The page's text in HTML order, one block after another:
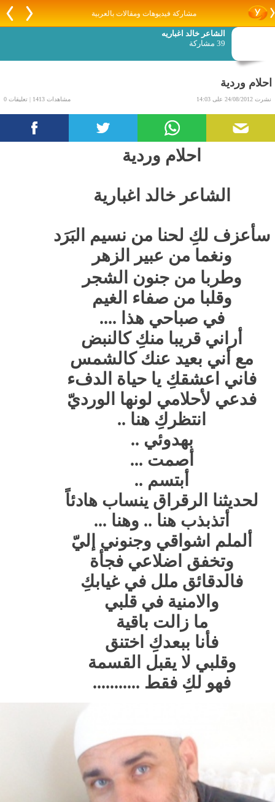
مشاركة فيديوهات ومقالات بالعربية
الشاعر خالد اغباريه
39 مشاركة
احلام وردية
نشرت 24/08/2012 على 14:03 مشاهدات 1413 | تعليقات 0
احلام وردية
الشاعر خالد اغبارية
سأعزف لكِ لحنا من نسيم البَرَد
ونغما من عبير الزهر
وطربا من جنون الشجر
وقلبا من صفاء الغيم
في صباحي هذا ....
أراني قريبا منكِ كالنبض
مع أني بعيد عنك كالشمس
فاني اعشقكِ يا حياة الدفء
فدعي لأحلامي لونها الورديّ
انتظركِ هنا ..
بهدوئي ..
أصمت ...
أبتسم ..
لحديثنا الرقراق ينساب هادئاً
أتذبذب هنا .. وهنا ...
ألملم اشواقي وجنوني إليّ
وتخفق اضلاعي فجأة
فالدقائق ملل في غيابكِ
والامنية في قلبي
ما زالت باقية
فأنا ببعدكِ اختنق
وقلبي لا يقبل القسمة
فهو لكِ فقط ...........